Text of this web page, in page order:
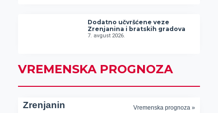
Dodatno učvršćene veze
Zrenjanina i bratskih gradova
7. avgust 2026.
VREMENSKA PROGNOZA